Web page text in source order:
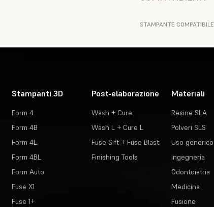
STAMPANTE COMPATIBILE
Stampanti 3D
Form 4
Form 4B
Form 4L
Form 4BL
Form Auto
Fuse X1
Fuse 1+
Post-elaborazione
Wash + Cure
Wash L + Cure L
Fuse Sift + Fuse Blast
Finishing Tools
Materiali
Resine SLA
Polveri SLS
Uso generico
Ingegneria
Odontoiatria
Medicina
Fusione